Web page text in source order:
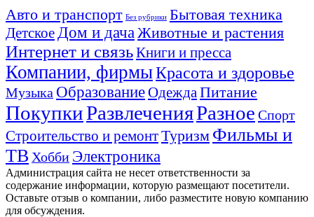
Авто и транспорт Без рубрики Бытовая техника
Детское Дом и дача Животные и растения
Интернет и связьКниги и пресса
Компании, фирмыКрасота и здоровье
Музыка ОбразованиеОдежда Питание
ПокупкиРазвлеченияРазное Спорт
Строительство и ремонтТуризм Фильмы и
ТВ Хобби Электроника
Администрация сайта не несет ответственности за
содержание информации, которую размещают посетители.
Оставьте отзыв о компании, либо разместите новую компанию
для обсуждения.